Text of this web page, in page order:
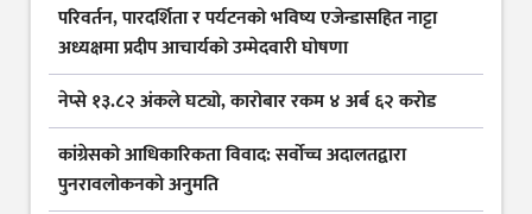
परिवर्तन, पारदर्शिता र पर्यटनको भविष्य एजेन्डासहित नाट्टा
अध्यक्षमा प्रदीप आचार्यको उम्मेदवारी घोषणा
नेप्से १३.८२ अंकले घट्यो, कारोबार रकम ४ अर्ब ६२ करोड
कांग्रेसको आधिकारिकता विवाद: सर्वोच्च अदालतद्वारा
पुनरावलोकनको अनुमति